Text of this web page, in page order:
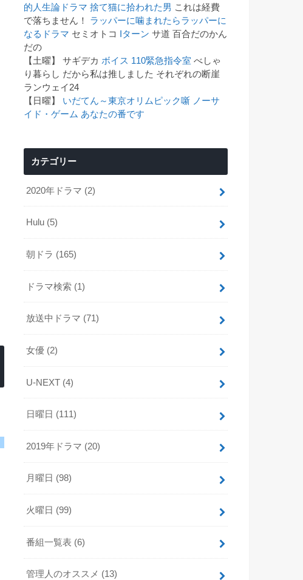
的人生論ドラマ 捨て猫に拾われた男 これは経費
で落ちません！ ラッパーに噛まれたらラッパーに
なるドラマ セミオトコ Iターン サ道 百合だのかん
だの
【土曜】 サギデカ ボイス 110緊急指令室 べしゃ
り暮らし だから私は推しました それぞれの断崖
ランウェイ24
【日曜】 いだてん～東京オリムピック噺 ノーサ
イド・ゲーム あなたの番です
カテゴリー
2020年ドラマ (2)
Hulu (5)
朝ドラ (165)
ドラマ検索 (1)
放送中ドラマ (71)
女優 (2)
U-NEXT (4)
日曜日 (111)
2019年ドラマ (20)
月曜日 (98)
火曜日 (99)
番組一覧表 (6)
管理人のオススメ (13)